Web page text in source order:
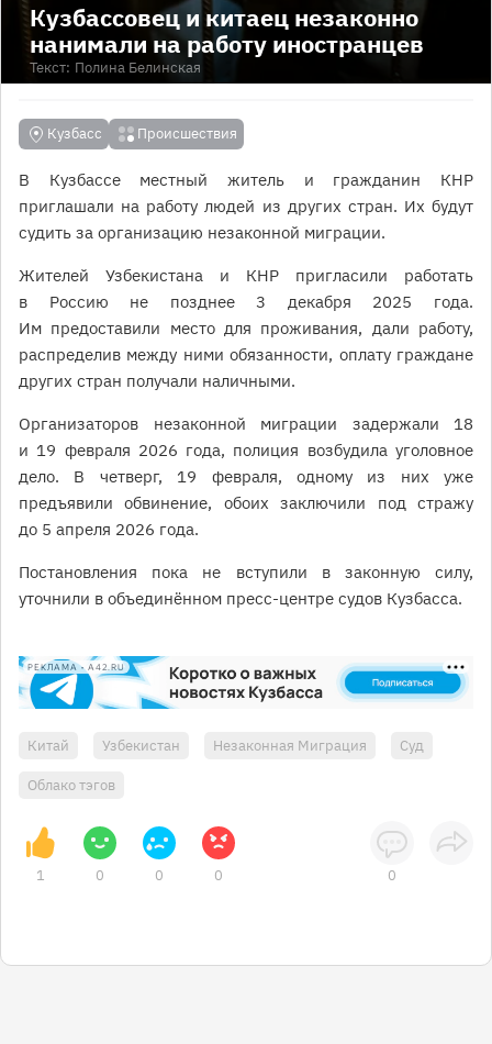
Кузбассовец и китаец незаконно
нанимали на работу иностранцев
Текст: Полина Белинская
Кузбасс Происшествия
В Кузбассе местный житель и гражданин КНР
приглашали на работу людей из других стран. Их будут
судить за организацию незаконной миграции.
Жителей Узбекистана и КНР пригласили работать
в Россию не позднее 3 декабря 2025 года.
Им предоставили место для проживания, дали работу,
распределив между ними обязанности, оплату граждане
других стран получали наличными.
Организаторов незаконной миграции задержали 18
и 19 февраля 2026 года, полиция возбудила уголовное
дело. В четверг, 19 февраля, одному из них уже
предъявили обвинение, обоих заключили под стражу
до 5 апреля 2026 года.
Постановления пока не вступили в законную силу,
уточнили в объединённом пресс-центре судов Кузбасса.
РЕКЛАМА • A42.RU
Китай Узбекистан Незаконная Миграция Суд
Облако тэгов
1 0 0 0 0